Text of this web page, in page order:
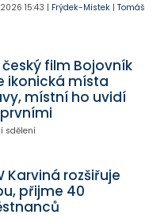
15:43 | Frýdek-Místek| Tomáš
film Bojovník
ikonická místa
místní ho uvidí
sdělení
Karviná rozšiřuje
přijme 40